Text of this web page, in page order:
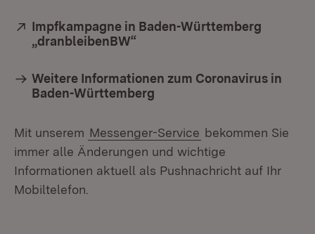
Extern:
Impfkampagne in Baden-Württemberg
„dranbleibenBW“
Weitere Informationen zum Coronavirus in
Baden-Württemberg
Mit unserem Messenger-Service bekommen Sie
immer alle Änderungen und wichtige
Informationen aktuell als Pushnachricht auf Ihr
Mobiltelefon.